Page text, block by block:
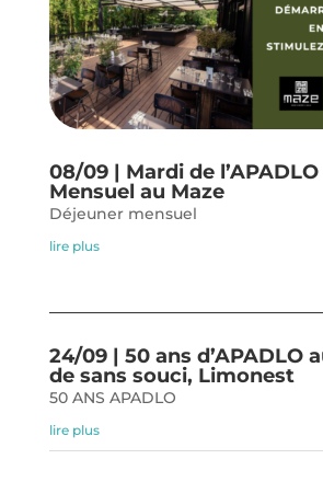
08/09 | Mardi de
Mensuel au Maze
Déjeuner mensuel
lire plus
24/09 | 50 ans d’APADLO
de sans souci, Limonest
50 ANS APADLO
lire plus